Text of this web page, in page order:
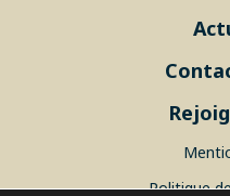
Politique